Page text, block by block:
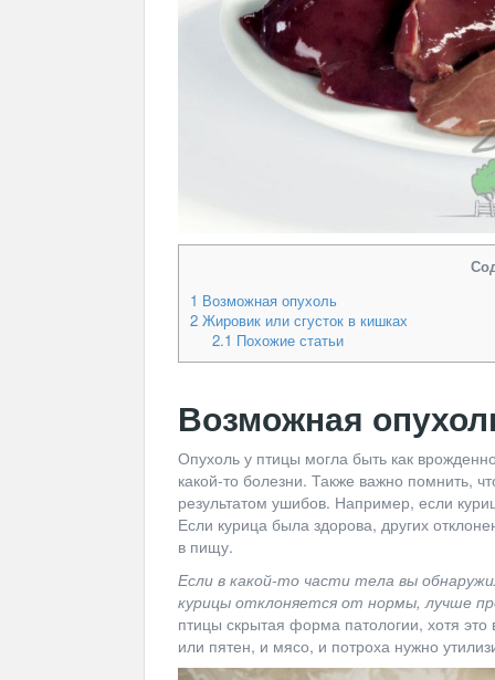
1 Возможная опухоль
2 Жировик или сгусток в кишках
2.1 Похожие статьи
Возможная
Опухоль у птицы могла быть как
какой-то болезни. Также важно помнить,
результатом ушибов. Например, если
Если курица была здорова, других
в пищу.
Если в какой-то части тела вы
курицы отклоняется от нормы, лучше
птицы скрытая форма патологии, хотя
или пятен, и мясо, и потроха нужно